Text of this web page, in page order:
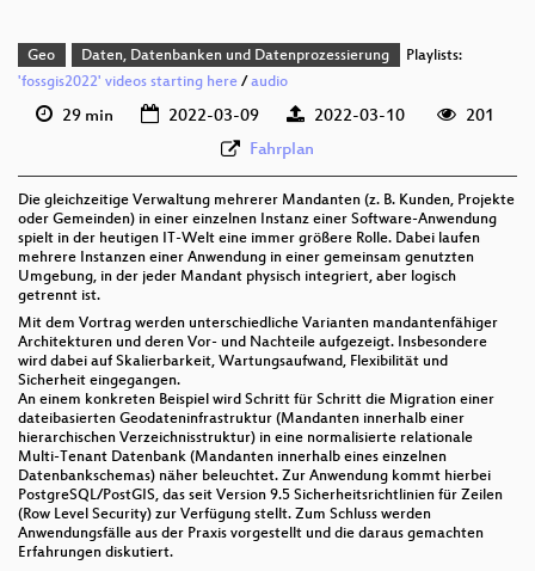
Geo Daten, Datenbanken und Datenprozessierung
Playlists:
'fossgis2022' videos starting here /audio
29 min 2022-03-09 2022-03-10
201
Fahrplan
Die gleichzeitige Verwaltung mehrerer Mandanten (z. B. Kunden, Projekte
oder Gemeinden) in einer einzelnen Instanz einer Software-Anwendung
spielt in der heutigen IT-Welt eine immer größere Rolle. Dabei laufen
mehrere Instanzen einer Anwendung in einer gemeinsam genutzten
Umgebung, in der jeder Mandant physisch integriert, aber logisch
getrennt ist.
Mit dem Vortrag werden unterschiedliche Varianten mandantenfähiger
Architekturen und deren Vor- und Nachteile aufgezeigt. Insbesondere
wird dabei auf Skalierbarkeit, Wartungsaufwand, Flexibilität und
Sicherheit eingegangen.
An einem konkreten Beispiel wird Schritt für Schritt die Migration einer
dateibasierten Geodateninfrastruktur (Mandanten innerhalb einer
hierarchischen Verzeichnisstruktur) in eine normalisierte relationale
Multi-Tenant Datenbank (Mandanten innerhalb eines einzelnen
Datenbankschemas) näher beleuchtet. Zur Anwendung kommt hierbei
PostgreSQL/PostGIS, das seit Version 9.5 Sicherheitsrichtlinien für Zeilen
(Row Level Security) zur Verfügung stellt. Zum Schluss werden
Anwendungsfälle aus der Praxis vorgestellt und die daraus gemachten
Erfahrungen diskutiert.